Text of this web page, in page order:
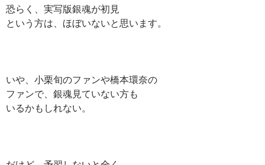
恐らく、実写版銀魂が初見
という方は、ほぼいないと思います。
いや、小栗旬のファンや橋本環奈の
ファンで、銀魂見ていない方も
いるかもしれない。